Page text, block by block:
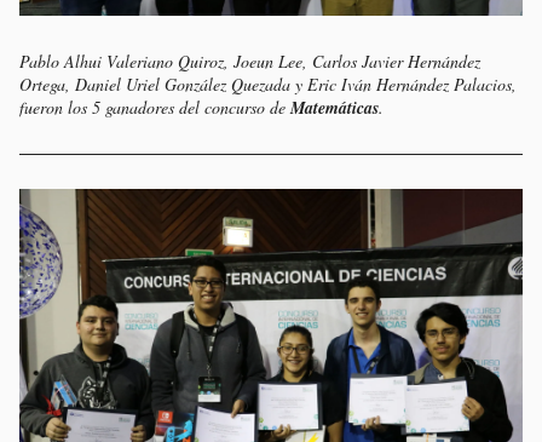
Pablo Alhui Valeriano Quiroz, Joeun Lee, Carlos Javier Hernández
Ortega, Daniel Uriel González Quezada y Eric Iván Hernández Palacios,
fueron los 5 ganadores del concurso de Matemáticas.